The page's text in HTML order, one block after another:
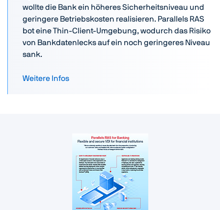
wollte die Bank ein höheres Sicherheitsniveau und
geringere Betriebskosten realisieren. Parallels RAS
bot eine Thin-Client-Umgebung, wodurch das Risiko
von Bankdatenlecks auf ein noch geringeres Niveau
sank.
Weitere Infos